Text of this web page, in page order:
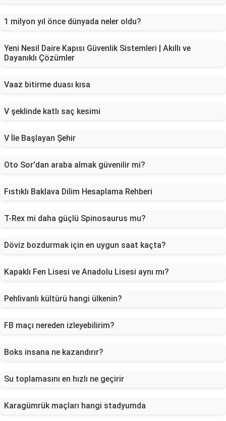
1 milyon yıl önce dünyada neler oldu?
Yeni Nesil Daire Kapısı Güvenlik Sistemleri | Akıllı ve
Dayanıklı Çözümler
Vaaz bitirme duası kısa
V şeklinde katlı saç kesimi
V İle Başlayan Şehir
Oto Sor'dan araba almak güvenilir mi?
Fıstıklı Baklava Dilim Hesaplama Rehberi
T-Rex mi daha güçlü Spinosaurus mu?
Döviz bozdurmak için en uygun saat kaçta?
Kapaklı Fen Lisesi ve Anadolu Lisesi aynı mı?
Pehlivanlı kültürü hangi ülkenin?
FB maçı nereden izleyebilirim?
Boks insana ne kazandırır?
Su toplamasını en hızlı ne geçirir
Karagümrük maçları hangi stadyumda